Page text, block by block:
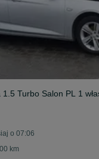
Turbo Salon PL 1
o 07:06
km